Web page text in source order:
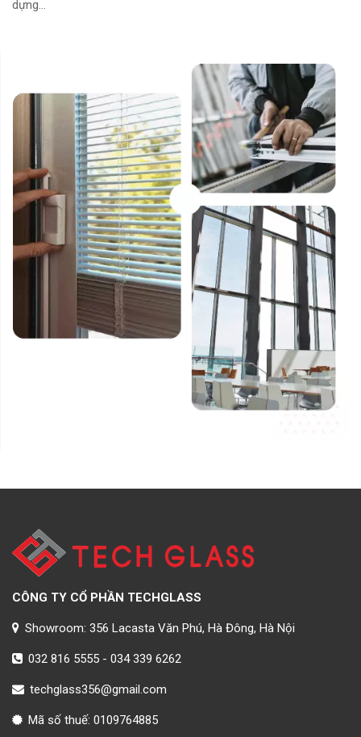
dựng...
CÔNG TY CỔ PHẦN TECHGLASS
Showroom: 356 Lacasta Văn Phú, Hà Đông, Hà Nội
032 816 5555 - 034 339 6262
techglass356@gmail.com
Mã số thuế: 0109764885